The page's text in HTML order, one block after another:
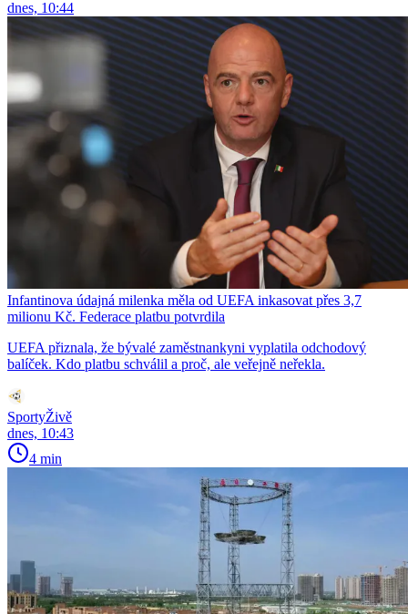
dnes, 10:44
Infantinova údajná milenka měla od UEFA inkasovat přes 3,7
milionu Kč. Federace platbu potvrdila
UEFA přiznala, že bývalé zaměstnankyni vyplatila odchodový
balíček. Kdo platbu schválil a proč, ale veřejně neřekla.
SportyŽivě
dnes, 10:43
4 min